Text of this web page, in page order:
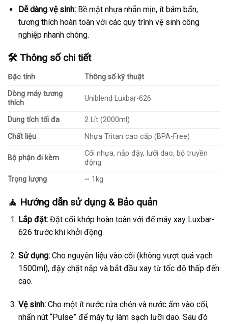
Dễ dàng vệ sinh:Bề mặt nhựa nhẵn mịn, ít bám bẩn,
tương thích hoàn toàn với các quy trình vệ sinh công
nghiệp nhanh chóng.
🛠️ Thông số chi tiết
Đặc tính
Thông số kỹ thuật
Dòng máy tương
thích
Uniblend Luxbar-626
Dung tích tối đa
2 Lít (2000ml)
Chất liệu
Nhựa Tritan cao cấp (BPA-Free)
Bộ phận đi kèm
Cối nhựa, nắp đậy, lưỡi dao, bộ truyền
động
Trọng lượng
~ 1kg
🧘 Hướng dẫn sử dụng & Bảo quản
Lắp đặt:Đặt cối khớp hoàn toàn với đế máy xay Luxbar-
626 trước khi khởi động.
Sử dụng:Cho nguyên liệu vào cối (không vượt quá vạch
1500ml), đậy chặt nắp và bắt đầu xay từ tốc độ thấp đến
cao.
Vệ sinh:Cho một ít nước rửa chén và nước ấm vào cối,
nhấn nút “Pulse” để máy tự làm sạch lưỡi dao. Sau đó